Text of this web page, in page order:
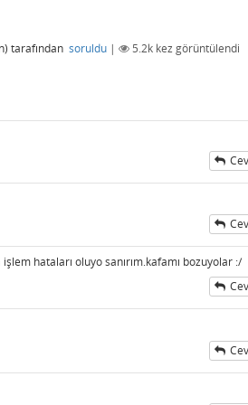
tarafından soruldu | 5.2k kez görüntülendi
hataları oluyo sanırım.kafamı bozuyolar :/